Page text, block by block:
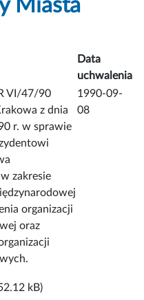
Miasta
Data
uchwalenia
VI/47/90
z dnia
r. w sprawie
zakresie
organizacji
oraz
1990-09-
08
kB)